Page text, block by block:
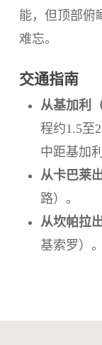
能，但顶部俯
难忘。
交通指南
从基加利
程约1.5至
中距基加
从卡巴莱出
路）。
从坎帕拉出
基索罗）。